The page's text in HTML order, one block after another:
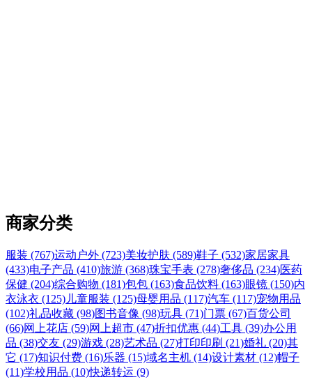
商家分类
服装 (767)运动户外 (723)美妆护肤 (589)鞋子 (532)家居家具
(433)电子产品 (410)旅游 (368)珠宝手表 (278)奢侈品 (234)医药
保健 (204)综合购物 (181)包包 (163)食品饮料 (163)眼镜 (150)内
衣泳衣 (125) 儿童服装 (125)母婴用品 (117)汽车 (117)宠物用品
(102)礼品收藏 (98)图书音像 (98)玩具 (71)门票 (67)百货公司
(66)网上花店 (59)网上超市 (47)折扣优惠 (44)工具 (39)办公用
品 (38)交友 (29)游戏 (28)艺术品 (27)打印印刷 (21)婚礼 (20)其
它 (17)知识付费 (16)乐器 (15)域名主机 (14)设计素材 (12)帽子
(11)学校用品 (10)快递转运 (9)